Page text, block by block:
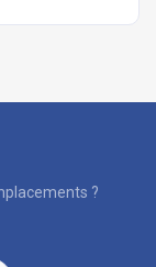
?